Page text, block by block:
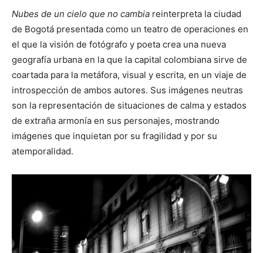
Nubes de un cielo que no cambia reinterpreta la ciudad
de Bogotá presentada como un teatro de operaciones en
el que la visión de fotógrafo y poeta crea una nueva
geografía urbana en la que la capital colombiana sirve de
coartada para la metáfora, visual y escrita, en un viaje de
introspección de ambos autores. Sus imágenes neutras
son la representación de situaciones de calma y estados
de extraña armonía en sus personajes, mostrando
imágenes que inquietan por su fragilidad y por su
atemporalidad.